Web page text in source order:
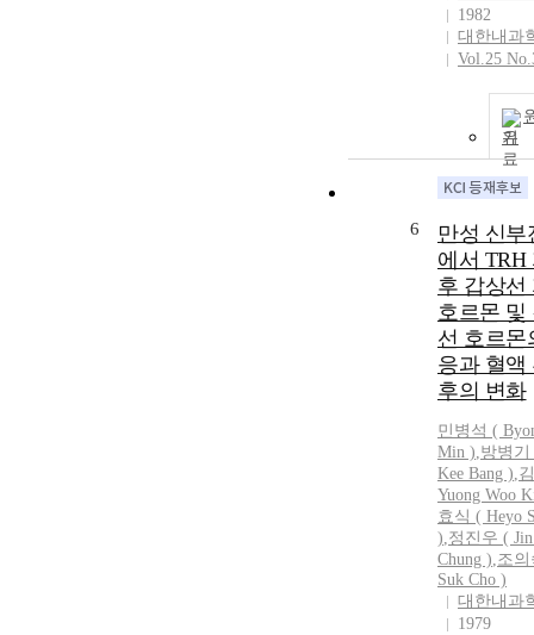
1982
대한내과
Vol.25
기
6
만성 신부
에서 TRH
후 갑상선
호르몬 및
선 호르몬
응과 혈액
후의 변화
민병석 (
Min ),방병기
Kee Bang ),
Yuong Woo
효식 ( Heyo
),정진우 (
Chung ),조
Suk Cho )
대한내과
1979